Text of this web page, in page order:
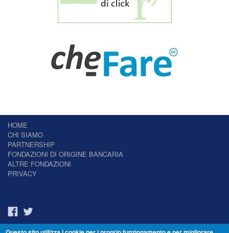
HOME
CHI SIAMO
PARTNERSHIP
FONDAZIONI DI ORIGINE BANCARIA
ALTRE FONDAZIONI
PRIVACY